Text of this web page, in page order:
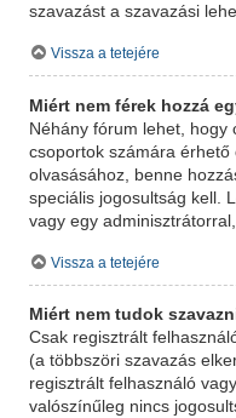
szavazást a szavazási
Vissza a tetejére
Miért nem férek hozzá
Néhány fórum lehet, hogy
csoportok számára érhető
olvasásához, benne
speciális jogosultság kell.
vagy egy
Vissza a tetejére
Miért nem tudok
Csak regisztrált
(a többszöri szavazás
regisztrált felhasználó
valószínűleg nincs